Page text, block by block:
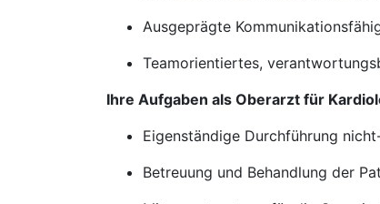
Ausgeprägte
Teamorientiertes,
Ihre Aufgaben als Oberarzt für
Eigenständige Durchführung
Betreuung und Behandlung der